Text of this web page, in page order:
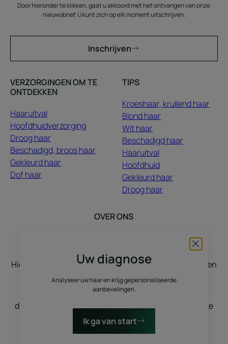
Uw diagnose
Analyseer uw haar en krijg gepersonaliseerde
aanbevelingen.
Ik ga van start
Door hieronder te klikken, gaat u akkoord met het ontvangen van onze
nieuwsbrief. U kunt zich op elk moment uitschrijven.
Inschrijven
VERZORGINGEN OM TE
ONTDEKKEN
Haaruitval
Hoofdhuidverzorging
Droog haar
Beschadigd, broos haar
Gekleurd haar
Dof haar
TIPS
Kroeshaar, krullend haar
Blond haar
Wit haar
Beschadigd haar
Haaruitval
Hoofdhuid
Gekleurd haar
Droog haar
OVER ONS
Hier luisteren we naar u, u vertelt het ons, wij inspireren
u. Haar groeit met uw verhalen, uw verlangens, uw
stemmingen, uw levensveranderingen. We
discussiëren, we delen, we sublimeren, met het echte
en het natuurlijke.